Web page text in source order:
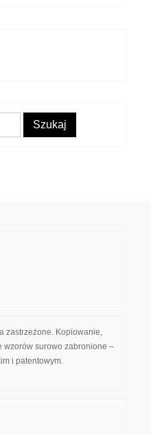
Szukaj
zastrzeżone. Kopiowanie,
wzorów surowo zabronione –
i patentowym.